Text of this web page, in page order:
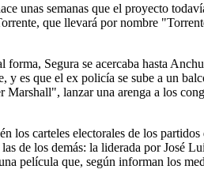
unas semanas que el proyecto
que llevará por nombre
Segura se acercaba hasta
es que el ex policía se sube a un
lanzar una arenga a los
los carteles electorales de los
de los demás: la liderada por José
película que, según informan los